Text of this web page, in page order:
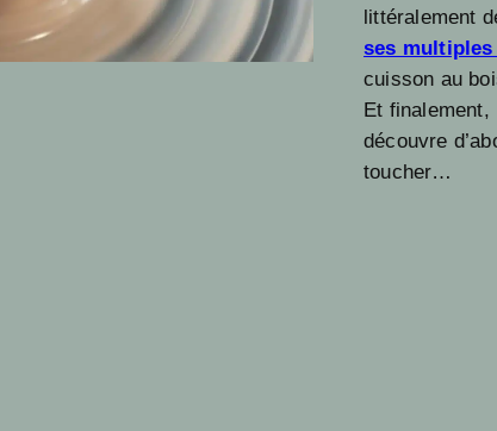
littéralement
ses
cuisson au
Et finalement,
découvre
toucher…